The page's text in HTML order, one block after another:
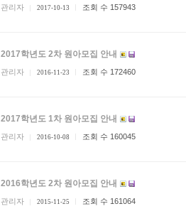
관리자 2017-10-13 조회 수 157943
2017학년도 2차 원아모집 안내
관리자 2016-11-23 조회 수 172460
2017학년도 1차 원아모집 안내
관리자 2016-10-08 조회 수 160045
2016학년도 2차 원아모집 안내
관리자 2015-11-25 조회 수 161064